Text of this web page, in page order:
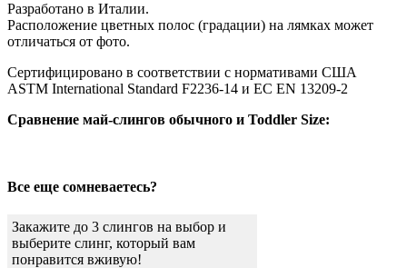
Разработано в Италии.
Расположение цветных полос (градации) на лямках может
отличаться от фото.
Сертифицировано в соответствии с нормативами США
ASTM International Standard F2236-14 и ЕС EN 13209-2
Сравнение май-слингов обычного и Toddler Size:
Все еще сомневаетесь?
Закажите до 3 слингов на выбор и
выберите слинг, который вам
понравится вживую!